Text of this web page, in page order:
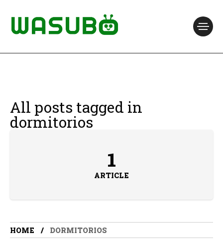
All posts tagged in
dormitorios
1
ARTICLE
HOME DORMITORIOS